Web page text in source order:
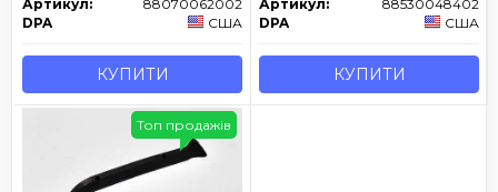
Артикул:
88070062002
DPA
США
КУПИТИ
Артикул:
88530048402
DPA
США
КУПИТИ
Топ продажів